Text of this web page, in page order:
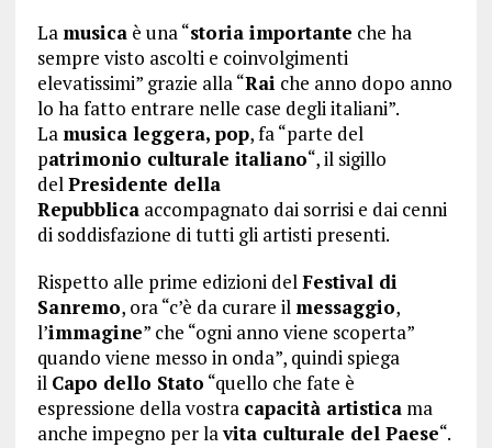
La musicaè una “storia importante che ha
sempre visto ascolti e coinvolgimenti
elevatissimi” grazie alla “Rai che anno dopo anno
lo ha fatto entrare nelle case degli italiani”.
La musica leggera, pop, fa “parte del
patrimonio culturale italiano“, il sigillo
delPresidente della
Repubblicaaccompagnato dai sorrisi e dai cenni
di soddisfazione di tutti gli artisti presenti.
Rispetto alle prime edizioni delFestival di
Sanremo, ora “c’è da curare il messaggio,
l’immagine” che “ogni anno viene scoperta”
quando viene messo in onda”, quindi spiega
il Capo dello Stato “quello che fate è
espressione della vostra capacità artisticama
anche impegno per lavita culturale del Paese“.